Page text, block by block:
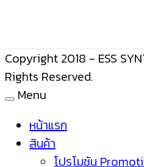
Copyright 2018 - ESS
Rights Reserved.
Menu
หน้าแรก
สินค้า
โปรโมชัน